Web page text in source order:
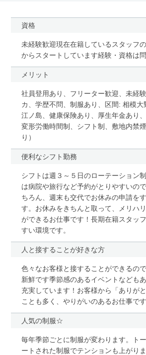
資格
未経験歓迎現在在籍しているスタッフ
からスタートしています経験・資格は
メリット
社員登用あり、フリーター歓迎、未経
カ、学歴不問、制服あり、区間: 相模大
江ノ島、健康保険あり、厚生年金あり、
変形労働時間制、シフト制、敷地内禁
り）
便利なシフト勤務
シフトは週３～５日のローテーション
は病院や旅行など予約がとりやすいの
ちろん、週末も交代でお休みの申請を
す。お休みをきちんと取って、メリハ
ができるお仕事です！長期在籍スタッ
すい環境です。
人と接することが好きな方
色々なお客様と接することができるの
新鮮です季節感のあるイベントなども
充実しています！お客様から「ありが
ことも多く、やりがいのあるお仕事です
人気の制服☆
毎年季節ごとに制服が変わります。ト
ートされた制服でテンションも上がり